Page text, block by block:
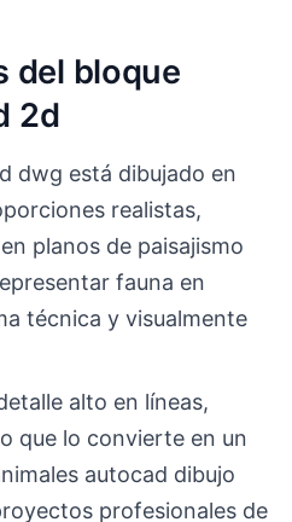
del bloque
2d
dwg está dibujado en
realistas,
planos de paisajismo
fauna en
técnica y visualmente
alto en líneas,
que lo convierte en un
autocad dibujo
profesionales de